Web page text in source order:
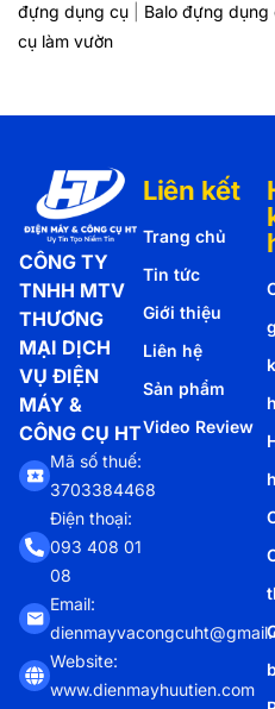
đựng dụng cụ
Balo đựng dụng
cụ làm vườn
CÔNG TY
TNHH MTV
THƯƠNG
MẠI DỊCH
VỤ ĐIỆN
MÁY &
CÔNG CỤ HT
Mã số thuế:
3703384468
Điện thoại:
093 408 01
08
Email:
Website:
www.dienmayhuutien.com
Liên kết
Trang chủ
Tin tức
Giới thiệu
Liên hệ
Sản phẩm
Video Review